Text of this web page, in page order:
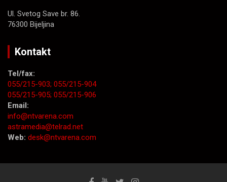
Ul. Svetog Save br. 86.
76300 Bijeljina
Kontakt
Tel/fax:
055/215-903; 055/215-904
055/215-905; 055/215-906
Email:
info@ntvarena.com
astramedia@telrad.net
Web: desk@ntvarena.com